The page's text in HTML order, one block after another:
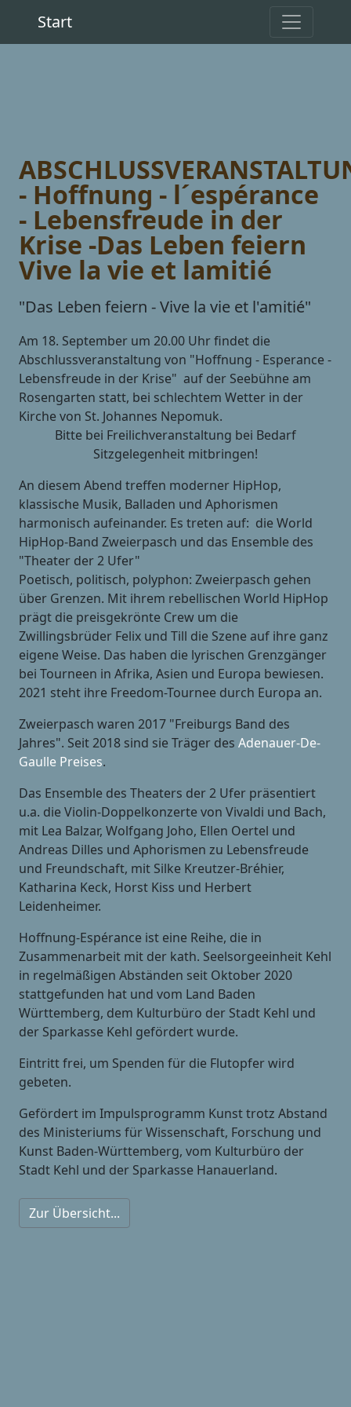
Start
- Hoffnung - l´espérance
- Lebensfreude in der
Krise -Das Leben feiern 
Vive la vie et lamitié
"Das Leben feiern - Vive la vie et l'amitié"
Am 18. September um 20.00 Uhr findet die
Abschlussveranstaltung von "Hoffnung - Esperance -
Lebensfreude in der Krise" auf der Seebühne am
Rosengarten statt, bei schlechtem Wetter in der
Kirche von St. Johannes Nepomuk.
Bitte bei Freilichveranstaltung bei Bedarf
Sitzgelegenheit mitbringen!
An diesem Abend treffen moderner HipHop,
klassische Musik, Balladen und Aphorismen
harmonisch aufeinander. Es treten auf: die World
HipHop-Band Zweierpasch und das Ensemble des
"Theater der 2 Ufer"
Poetisch, politisch, polyphon: Zweierpasch gehen
über Grenzen. Mit ihrem rebellischen World HipHop
prägt die preisgekrönte Crew um die
Zwillingsbrüder Felix und Till die Szene auf ihre ganz
eigene Weise. Das haben die lyrischen Grenzgänger
bei Tourneen in Afrika, Asien und Europa bewiesen.
2021 steht ihre Freedom-Tournee durch Europa an.
Zweierpasch waren 2017 "Freiburgs Band des
Jahres". Seit 2018 sind sie Träger des Adenauer-De-
Gaulle Preises.
Das Ensemble des Theaters der 2 Ufer präsentiert
u.a. die Violin-Doppelkonzerte von Vivaldi und Bach,
mit Lea Balzar, Wolfgang Joho, Ellen Oertel und
Andreas Dilles und Aphorismen zu Lebensfreude
und Freundschaft, mit Silke Kreutzer-Bréhier,
Katharina Keck, Horst Kiss und Herbert
Leidenheimer.
Hoffnung-Espérance ist eine Reihe, die in
Zusammenarbeit mit der kath. Seelsorgeeinheit Kehl
in regelmäßigen Abständen seit Oktober 2020
stattgefunden hat und vom Land Baden
Württemberg, dem Kulturbüro der Stadt Kehl und
der Sparkasse Kehl gefördert wurde.
Eintritt frei, um Spenden für die Flutopfer wird
gebeten.
Gefördert im Impulsprogramm Kunst trotz Abstand
des Ministeriums für Wissenschaft, Forschung und
Kunst Baden-Württemberg, vom Kulturbüro der
Stadt Kehl und der Sparkasse Hanauerland.
Zur Übersicht...